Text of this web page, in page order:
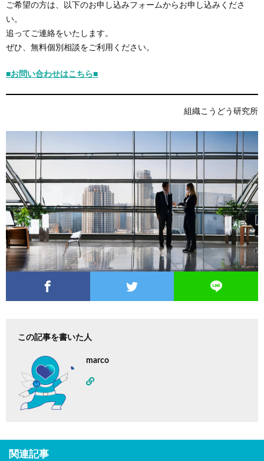
ご希望の方は、以下のお申し込みフォームからお申し込みくださ
い。
追ってご連絡をいたします。
ぜひ、無料個別相談をご利用ください。
■お問い合わせはこちら■
組織こうどう研究所
この記事を書いた人
marco
関連記事